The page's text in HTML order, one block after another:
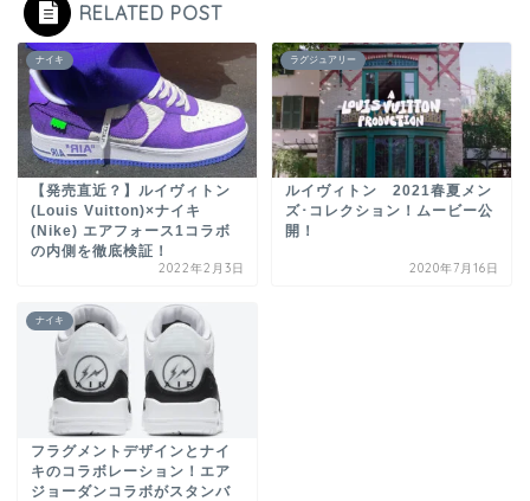
RELATED POST
ナイキ
【発売直近？】ルイヴィトン
(Louis Vuitton)×ナイキ
(Nike) エアフォース1コラボ
の内側を徹底検証！
2022年2月3日
ラグジュアリー
ルイヴィトン 2021春夏メン
ズ･コレクション！ムービー公
開！
2020年7月16日
ナイキ
フラグメントデザインとナイ
キのコラボレーション！エア
ジョーダンコラボがスタンバ